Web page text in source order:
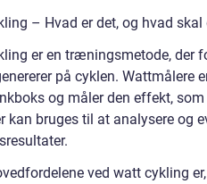
– Hvad er det, og hvad skal
er en træningsmetode, der
på cyklen. Wattmålere
og måler den effekt,
kan bruges til at analysere og
ved watt cykling